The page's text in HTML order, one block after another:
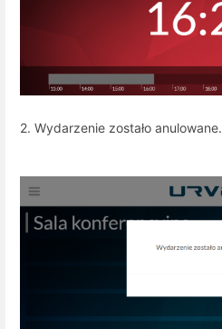
2. Wydarzenie zostało anulowane.